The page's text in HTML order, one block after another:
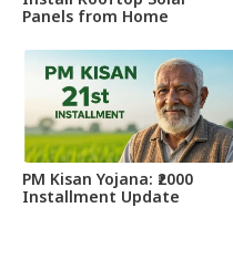
Panels from Home
PM Kisan Yojana: ₹2000
Installment Update